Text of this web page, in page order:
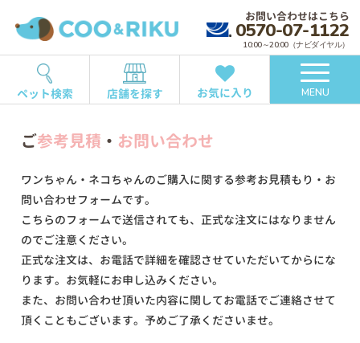
お問い合わせはこちら
0570-07-1122
10:00～20:00（ナビダイヤル）
ペット検索 店舗を探す お気に入り MENU
ご参考見積 ・ お問い合わせ
ワンちゃん・ネコちゃんのご購入に関する参考お見積もり・お
問い合わせフォームです。
こちらのフォームで送信されても、正式な注文にはなりません
のでご注意ください。
正式な注文は、お電話で詳細を確認させていただいてからにな
ります。お気軽にお申し込みください。
また、お問い合わせ頂いた内容に関してお電話でご連絡させて
頂くこともございます。予めご了承くださいませ。